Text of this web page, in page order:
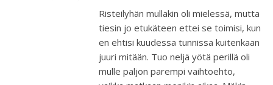
Risteilyhän mullakin oli mielessä, mutta
tiesin jo etukäteen ettei se toimisi, kun
en ehtisi kuudessa tunnissa kuitenkaan
juuri mitään. Tuo neljä yötä perillä oli
mulle paljon parempi vaihtoehto,